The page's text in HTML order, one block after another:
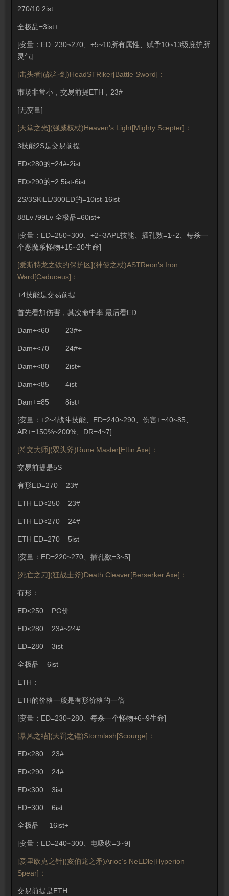
270/10 2ist
全极品=3ist+
[变量：ED=230~270、+5~10所有属性、赋予10~13级庇护所
灵气]
[击头者](战斗剑)HeadSTRiker[Battle Sword]：
市场非常小，交易前提ETH，23#
[无变量]
[天堂之光](强威权杖)Heaven’s Light[Mighty Scepter]：
3技能2S是交易前提:
ED<280的=24#-2ist
ED>290的=2.5ist-6ist
2S/3SKiLL/300ED的=10ist-16ist
88Lv /99Lv 全极品=60ist+
[变量：ED=250~300、+2~3APL技能、插孔数=1~2、每杀一
个恶魔系怪物+15~20生命]
[爱斯特龙之铁的保护区](神使之杖)ASTReon’s Iron
Ward[Caduceus]：
+4技能是交易前提
首先看加伤害，其次命中率.最后看ED
Dam+<60 23#+
Dam+<70 24#+
Dam+<80 2ist+
Dam+<85 4ist
Dam+=85 8ist+
[变量：+2~4战斗技能、ED=240~290、伤害+=40~85、
AR+=150%~200%、DR=4~7]
[符文大师](双头斧)Rune Master[Ettin Axe]：
交易前提是5S
有形ED=270 23#
ETH ED<250 23#
ETH ED<270 24#
ETH ED=270 5ist
[变量：ED=220~270、插孔数=3~5]
[死亡之刀](狂战士斧)Death Cleaver[Berserker Axe]：
有形：
ED<250 PG价
ED<280 23#~24#
ED=280 3ist
全极品 6ist
ETH：
ETH的价格一般是有形价格的一倍
[变量：ED=230~280、每杀一个怪物+6~9生命]
[暴风之结](天罚之锤)Stormlash[Scourge]：
ED<280 23#
ED<290 24#
ED<300 3ist
ED=300 6ist
全极品 16ist+
[变量：ED=240~300、电吸收=3~9]
[爱里欧克之针](亥伯龙之矛)Arioc’s NeEDle[Hyperion
Spear]：
交易前提是ETH